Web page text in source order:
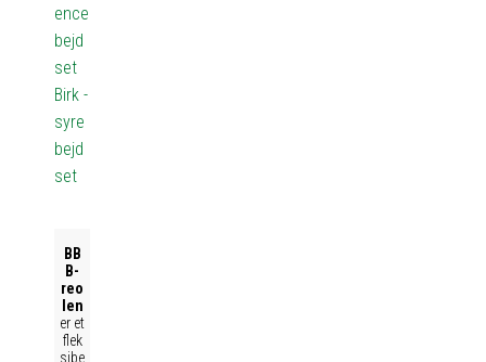
ence
bejd
set
Birk -
syre
bejd
set
BB
B-
reo
len
er et
flek
sibe